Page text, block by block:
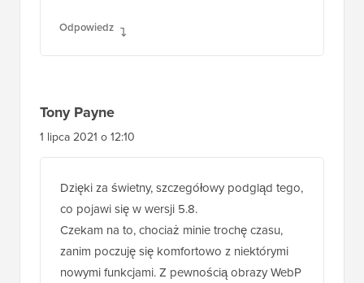
Odpowiedz
Tony Payne
1 lipca 2021 o 12:10
Dzięki za świetny, szczegółowy podgląd tego,
co pojawi się w wersji 5.8.
Czekam na to, chociaż minie trochę czasu,
zanim poczuję się komfortowo z niektórymi
nowymi funkcjami. Z pewnością obrazy WebP